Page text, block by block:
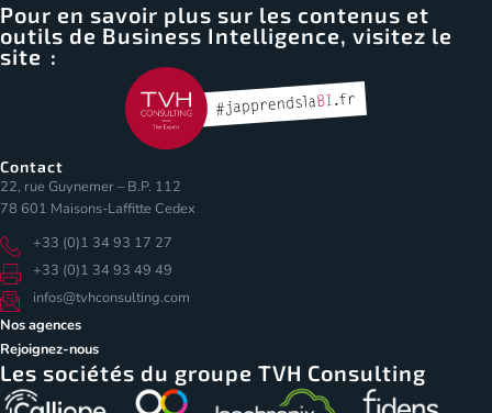
Pour en savoir plus sur les contenus et
outils de Business Intelligence, visitez le
site :
Contact
22, rue Guynemer – B.P. 112
78 601 Maisons-Laffitte Cedex
+33 (0)1 34 93 17 27
+33 (0)1 34 93 49 49
infos@tvhconsulting.com
Nos agences
Rejoignez-nous
Les sociétés du groupe TVH Consulting